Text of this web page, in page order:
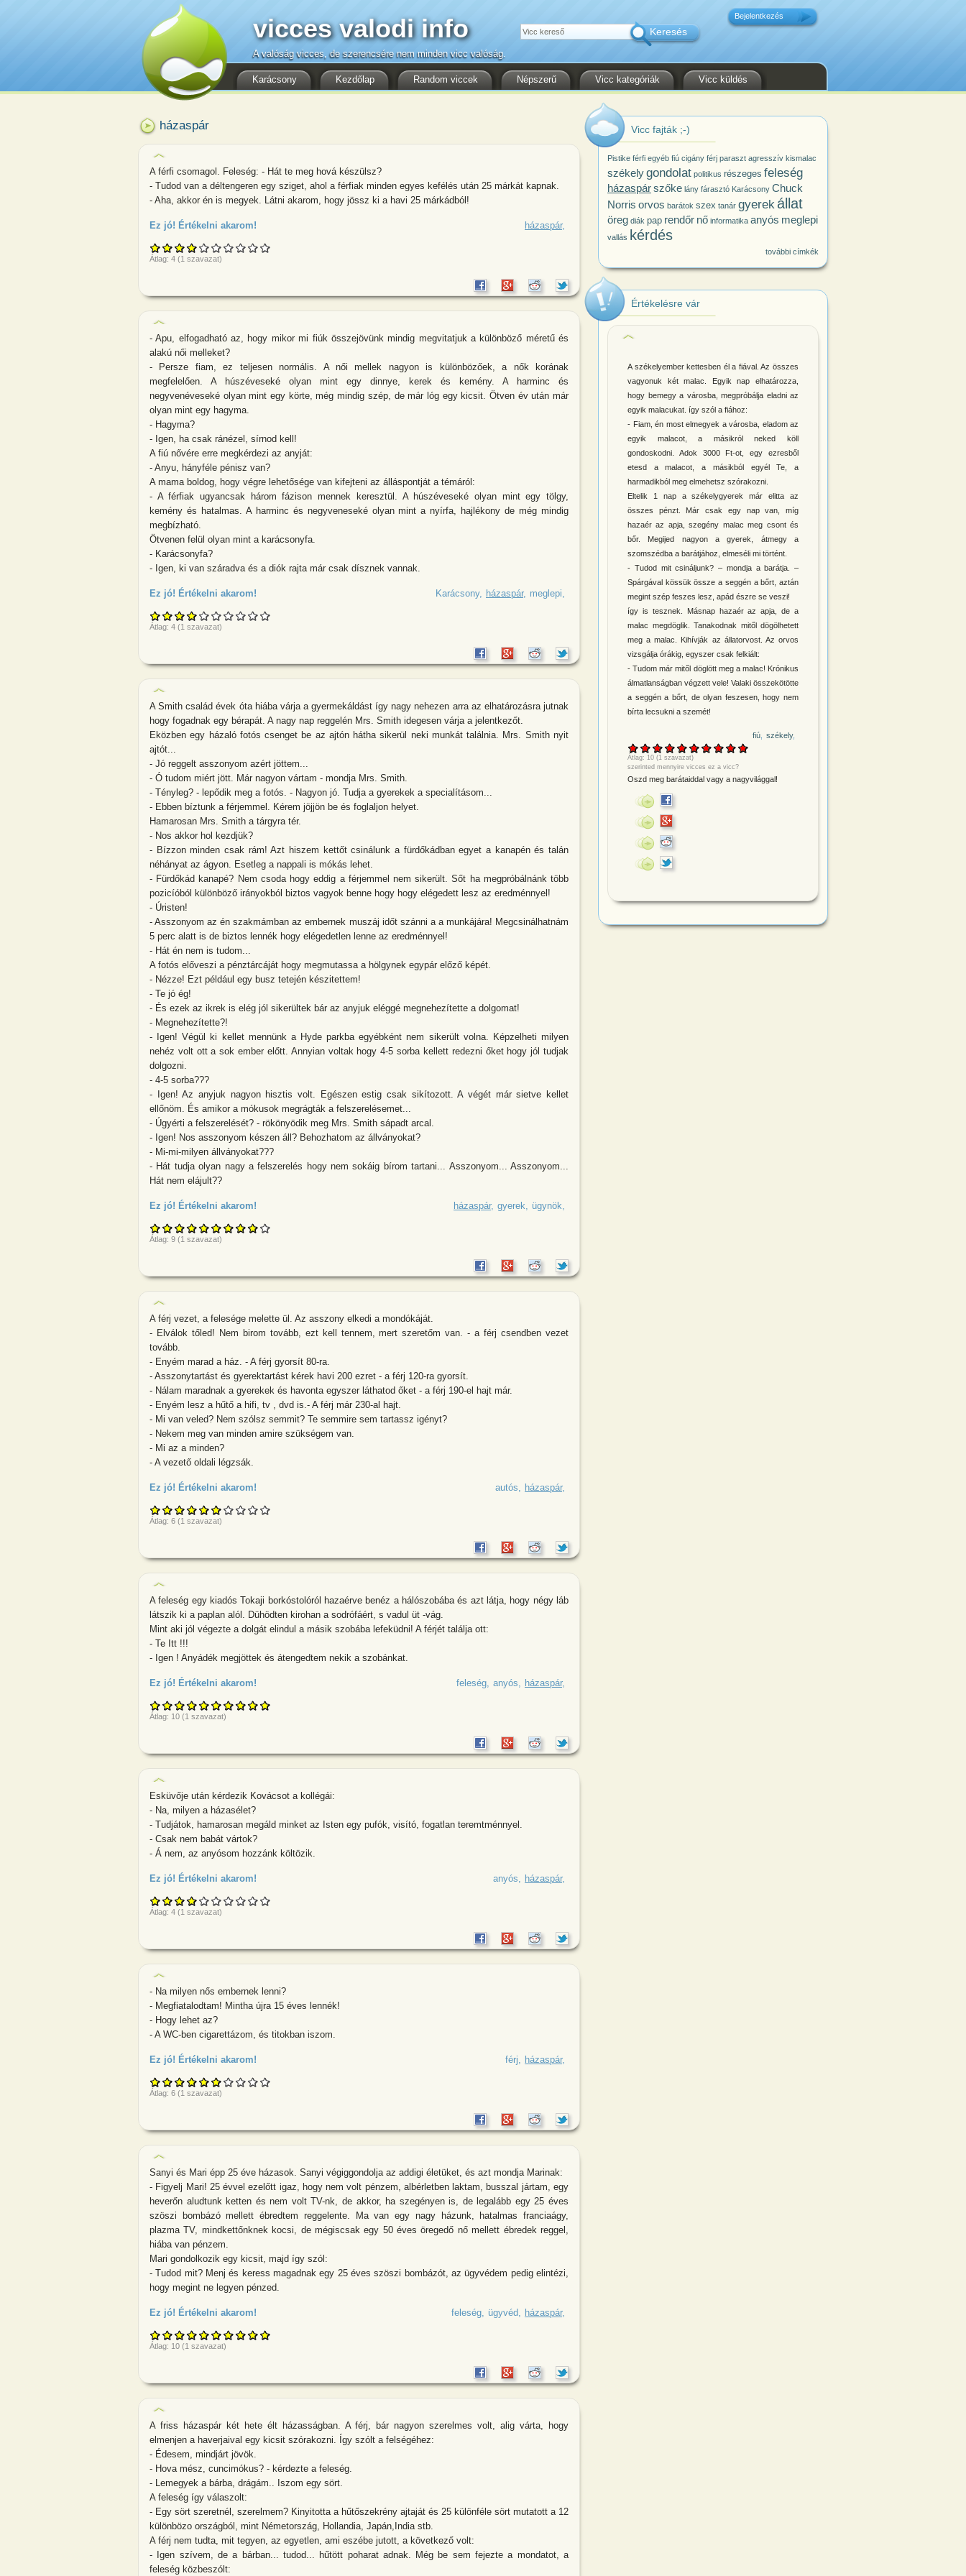
Karácsony Kezdőlap Random viccek Népszerű Vicc kategóriák Vicc küldés
vicces valodi info
A valóság vicces, de szerencsére nem minden vicc valóság.
Bejelentkezés
Keresés
házaspár
A férfi csomagol. Feleség: - Hát te meg hová készülsz?
- Tudod van a déltengeren egy sziget, ahol a férfiak minden egyes kefélés után 25 márkát kapnak.
- Aha, akkor én is megyek. Látni akarom, hogy jössz ki a havi 25 márkádból!
házaspár
Ez jó! Értékelni akarom!
Átlag: 4 (1 szavazat)
- Apu, elfogadható az, hogy mikor mi fiúk összejövünk mindig megvitatjuk a különböző méretű és
alakú női melleket?
- Persze fiam, ez teljesen normális. A női mellek nagyon is különbözőek, a nők korának
megfelelően. A húszéveseké olyan mint egy dinnye, kerek és kemény. A harminc és
negyvenéveseké olyan mint egy körte, még mindig szép, de már lóg egy kicsit. Ötven év után már
olyan mint egy hagyma.
- Hagyma?
- Igen, ha csak ránézel, sírnod kell!
A fiú nővére erre megkérdezi az anyját:
- Anyu, hányféle pénisz van?
A mama boldog, hogy végre lehetősége van kifejteni az álláspontját a témáról:
- A férfiak ugyancsak három fázison mennek keresztül. A húszéveseké olyan mint egy tölgy,
kemény és hatalmas. A harminc és negyveneseké olyan mint a nyírfa, hajlékony de még mindig
megbízható.
Ötvenen felül olyan mint a karácsonyfa.
- Karácsonyfa?
- Igen, ki van száradva és a diók rajta már csak dísznek vannak.
meglepi
házaspár
Karácsony
Ez jó! Értékelni akarom! about - Apu, elfogadható az, hogy mikor mi fiúk
Átlag: 4 (1 szavazat)
A Smith család évek óta hiába várja a gyermekáldást így nagy nehezen arra az elhatározásra jutnak
hogy fogadnak egy bérapát. A nagy nap reggelén Mrs. Smith idegesen várja a jelentkezőt.
Eközben egy házaló fotós csenget be az ajtón hátha sikerül neki munkát találnia. Mrs. Smith nyit
ajtót...
- Jó reggelt asszonyom azért jöttem...
- Ó tudom miért jött. Már nagyon vártam - mondja Mrs. Smith.
- Tényleg? - lepődik meg a fotós. - Nagyon jó. Tudja a gyerekek a specialításom...
- Ebben bíztunk a férjemmel. Kérem jöjjön be és foglaljon helyet.
Hamarosan Mrs. Smith a tárgyra tér.
- Nos akkor hol kezdjük?
- Bízzon minden csak rám! Azt hiszem kettőt csinálunk a fürdőkádban egyet a kanapén és talán
néhányat az ágyon. Esetleg a nappali is mókás lehet.
- Fürdőkád kanapé? Nem csoda hogy eddig a férjemmel nem sikerült. Sőt ha megpróbálnánk több
pozicíóból különböző irányokból biztos vagyok benne hogy hogy elégedett lesz az eredménnyel!
- Úristen!
- Asszonyom az én szakmámban az embernek muszáj időt szánni a a munkájára! Megcsinálhatnám
5 perc alatt is de biztos lennék hogy elégedetlen lenne az eredménnyel!
- Hát én nem is tudom...
A fotós előveszi a pénztárcáját hogy megmutassa a hölgynek egypár előző képét.
- Nézze! Ezt például egy busz tetején készitettem!
- Te jó ég!
- És ezek az ikrek is elég jól sikerültek bár az anyjuk eléggé megnehezítette a dolgomat!
- Megnehezítette?!
- Igen! Végül ki kellet mennünk a Hyde parkba egyébként nem sikerült volna. Képzelheti milyen
nehéz volt ott a sok ember előtt. Annyian voltak hogy 4-5 sorba kellett redezni őket hogy jól tudjak
dolgozni.
- 4-5 sorba???
- Igen! Az anyjuk nagyon hisztis volt. Egészen estig csak sikítozott. A végét már sietve kellet
ellőnöm. És amikor a mókusok megrágták a felszerelésemet...
- Úgyérti a felszerelését? - rökönyödik meg Mrs. Smith sápadt arcal.
- Igen! Nos asszonyom készen áll? Behozhatom az állványokat?
- Mi-mi-milyen állványokat???
- Hát tudja olyan nagy a felszerelés hogy nem sokáig bírom tartani... Asszonyom... Asszonyom...
Hát nem elájult??
ügynök
gyerek
házaspár
Ez jó! Értékelni akarom! about A Smith család évek óta hiába várja a gyermekáldást
Átlag: 9 (1 szavazat)
A férj vezet, a felesége melette ül. Az asszony elkedi a mondókáját.
- Elválok tőled! Nem birom tovább, ezt kell tennem, mert szeretőm van. - a férj csendben vezet
tovább.
- Enyém marad a ház. - A férj gyorsít 80-ra.
- Asszonytartást és gyerektartást kérek havi 200 ezret - a férj 120-ra gyorsít.
- Nálam maradnak a gyerekek és havonta egyszer láthatod őket - a férj 190-el hajt már.
- Enyém lesz a hűtő a hifi, tv , dvd is.- A férj már 230-al hajt.
- Mi van veled? Nem szólsz semmit? Te semmire sem tartassz igényt?
- Nekem meg van minden amire szükségem van.
- Mi az a minden?
- A vezető oldali légzsák.
házaspár
autós
Ez jó! Értékelni akarom!
Átlag: 6 (1 szavazat)
A feleség egy kiadós Tokaji borkóstolóról hazaérve benéz a hálószobába és azt látja, hogy négy láb
látszik ki a paplan alól. Dühödten kirohan a sodrófáért, s vadul üt -vág.
Mint aki jól végezte a dolgát elindul a másik szobába lefeküdni! A férjét találja ott:
- Te Itt !!!
- Igen ! Anyádék megjöttek és átengedtem nekik a szobánkat.
házaspár
anyós
feleség
Ez jó! Értékelni akarom! about A feleség egy kiadós Tokaji borkóstolóról
Átlag: 10 (1 szavazat)
Esküvője után kérdezik Kovácsot a kollégái:
- Na, milyen a házasélet?
- Tudjátok, hamarosan megáld minket az Isten egy pufók, visító, fogatlan teremtménnyel.
- Csak nem babát vártok?
- Á nem, az anyósom hozzánk költözik.
házaspár
anyós
Ez jó! Értékelni akarom!
Átlag: 4 (1 szavazat)
- Na milyen nős embernek lenni?
- Megfiatalodtam! Mintha újra 15 éves lennék!
- Hogy lehet az?
- A WC-ben cigarettázom, és titokban iszom.
házaspár
férj
Ez jó! Értékelni akarom! about - Na milyen nős embernek lenni - Megfiatalodtam!
Átlag: 6 (1 szavazat)
Sanyi és Mari épp 25 éve házasok. Sanyi végiggondolja az addigi életüket, és azt mondja Marinak:
- Figyelj Mari! 25 évvel ezelőtt igaz, hogy nem volt pénzem, albérletben laktam, busszal jártam, egy
heverőn aludtunk ketten és nem volt TV-nk, de akkor, ha szegényen is, de legalább egy 25 éves
szöszi bombázó mellett ébredtem reggelente. Ma van egy nagy házunk, hatalmas franciaágy,
plazma TV, mindkettőnknek kocsi, de mégiscsak egy 50 éves öregedő nő mellett ébredek reggel,
hiába van pénzem.
Mari gondolkozik egy kicsit, majd így szól:
- Tudod mit? Menj és keress magadnak egy 25 éves szöszi bombázót, az ügyvédem pedig elintézi,
hogy megint ne legyen pénzed.
házaspár
ügyvéd
feleség
Ez jó! Értékelni akarom! about Sanyi és Mari épp 25 éve házasok. Sanyi végiggondolja
Átlag: 10 (1 szavazat)
A friss házaspár két hete élt házasságban. A férj, bár nagyon szerelmes volt, alig várta, hogy
elmenjen a haverjaival egy kicsit szórakozni. Így szólt a felségéhez:
- Édesem, mindjárt jövök.
- Hova mész, cuncimókus? - kérdezte a feleség.
- Lemegyek a bárba, drágám.. Iszom egy sört.
A feleség így válaszolt:
- Egy sört szeretnél, szerelmem? Kinyitotta a hűtőszekrény ajtaját és 25 különféle sört mutatott a 12
különbözo országból, mint Németország, Hollandia, Japán,India stb.
A férj nem tudta, mit tegyen, az egyetlen, ami eszébe jutott, a következő volt:
- Igen szívem, de a bárban... tudod... hűtött poharat adnak. Még be sem fejezte a mondatot, a
feleség közbeszólt:
Vicc fajták ;-)
Pistike férfi egyéb fiú cigány férj paraszt agresszív kismalac
székelygondolat politikus részeges feleség
házaspárszőke lány fárasztó Karácsony Chuck
Norris orvos barátok szex tanár gyerekállat
öreg diák pap rendőr nő informatika anyós meglepi
vallás kérdés
további címkék
Értékelésre vár
A székelyember kettesben él a fiával. Az összes
vagyonuk két malac. Egyik nap elhatározza,
hogy bemegy a városba, megpróbálja eladni az
egyik malacukat. így szól a fiához:
- Fiam, én most elmegyek a városba, eladom az
egyik malacot, a másikról neked köll
gondoskodni. Adok 3000 Ft-ot, egy ezresből
etesd a malacot, a másikból egyél Te, a
harmadikból meg elmehetsz szórakozni.
Eltelik 1 nap a székelygyerek már elitta az
összes pénzt. Már csak egy nap van, míg
hazaér az apja, szegény malac meg csont és
bőr. Megijed nagyon a gyerek, átmegy a
szomszédba a barátjához, elmeséli mi történt.
- Tudod mit csináljunk? – mondja a barátja. –
Spárgával kössük össze a seggén a bőrt, aztán
megint szép feszes lesz, apád észre se veszi!
így is tesznek. Másnap hazaér az apja, de a
malac megdöglik. Tanakodnak mitől dögölhetett
meg a malac. Kihívják az állatorvost. Az orvos
vizsgálja órákig, egyszer csak felkiált:
- Tudom már mitől döglött meg a malac! Krónikus
álmatlanságban végzett vele! Valaki összekötötte
a seggén a bőrt, de olyan feszesen, hogy nem
bírta lecsukni a szemét!
székely
fiú
Átlag: 10 (1 szavazat)
szerinted mennyire vicces ez a vicc?
Oszd meg barátaiddal vagy a nagyvilággal!